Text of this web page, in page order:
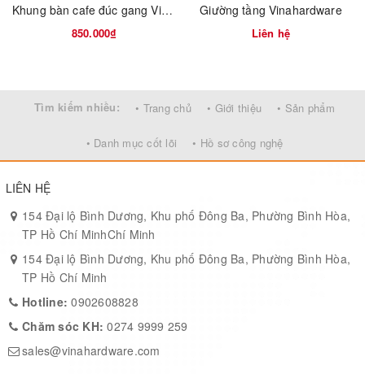
Khung bàn cafe đúc gang Vinahardware
850.000₫
Giường tầng Vinahardware
Liên hệ
Tìm kiếm nhiều: • Trang chủ • Giới thiệu • Sản phẩm
• Danh mục cốt lõi • Hồ sơ công nghệ
LIÊN HỆ
154 Đại lộ Bình Dương, Khu phố Đông Ba, Phường Bình Hòa,
TP Hồ Chí MinhChí Minh
154 Đại lộ Bình Dương, Khu phố Đông Ba, Phường Bình Hòa,
TP Hồ Chí Minh
Hotline:0902608828
Chăm sóc KH:0274 9999 259
sales@vinahardware.com